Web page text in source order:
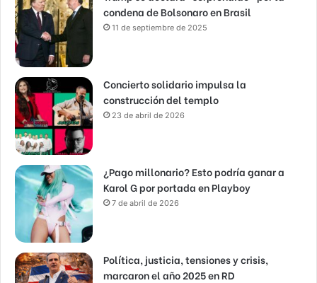
condena de Bolsonaro en Brasil
11 de septiembre de 2025
Concierto solidario impulsa la
construcción del templo
23 de abril de 2026
¿Pago millonario? Esto podría ganar a
Karol G por portada en Playboy
7 de abril de 2026
Política, justicia, tensiones y crisis,
marcaron el año 2025 en RD